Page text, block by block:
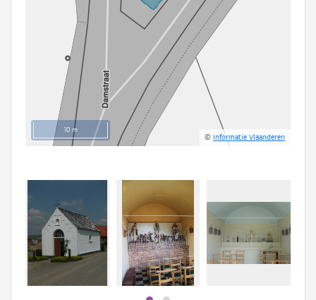
10 m
©Informatie Vlaanderen